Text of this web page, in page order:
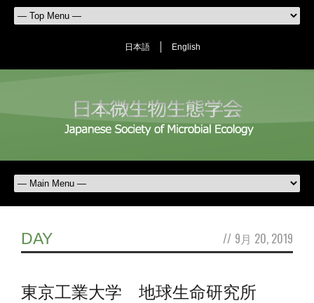
日本語 English
DAY // 9月 20, 2019
東京工業大学 地球生命研究所